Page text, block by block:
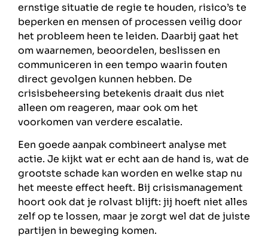
ernstige situatie de regie te houden, risico’s te
beperken en mensen of processen veilig door
het probleem heen te leiden. Daarbij gaat het
om waarnemen, beoordelen, beslissen en
communiceren in een tempo waarin fouten
direct gevolgen kunnen hebben. De
crisisbeheersing betekenis draait dus niet
alleen om reageren, maar ook om het
voorkomen van verdere escalatie.
Een goede aanpak combineert analyse met
actie. Je kijkt wat er echt aan de hand is, wat de
grootste schade kan worden en welke stap nu
het meeste effect heeft. Bij crisismanagement
hoort ook dat je rolvast blijft: jij hoeft niet alles
zelf op te lossen, maar je zorgt wel dat de juiste
partijen in beweging komen.